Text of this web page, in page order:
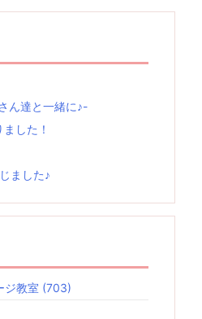
ん達と一緒に♪-
した！
ました♪
ジ教室 (703)